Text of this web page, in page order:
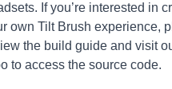
If you’re inte­res­ted in
own Tilt Brush expe­ri­ence,
the build gui­de and visit
to access the source code.